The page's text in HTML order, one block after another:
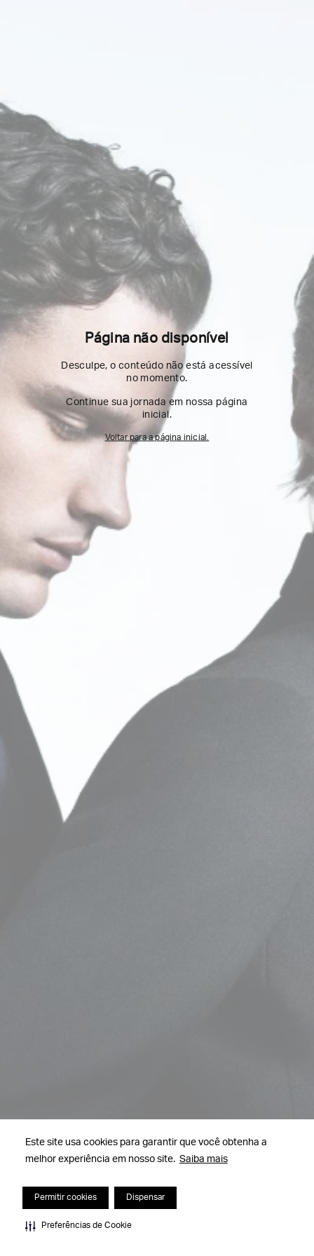
Este site usa cookies para garantir que você obtenha a
melhor experiência em nosso site. Saiba mais
Permitir cookies Dispensar
Preferências de Cookie
Página não disponível
Desculpe, o conteúdo não está acessível
no momento.
Continue sua jornada em nossa página
inicial.
Voltar para a página inicial.